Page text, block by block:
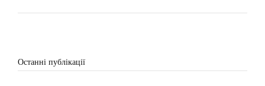
Останні публікації